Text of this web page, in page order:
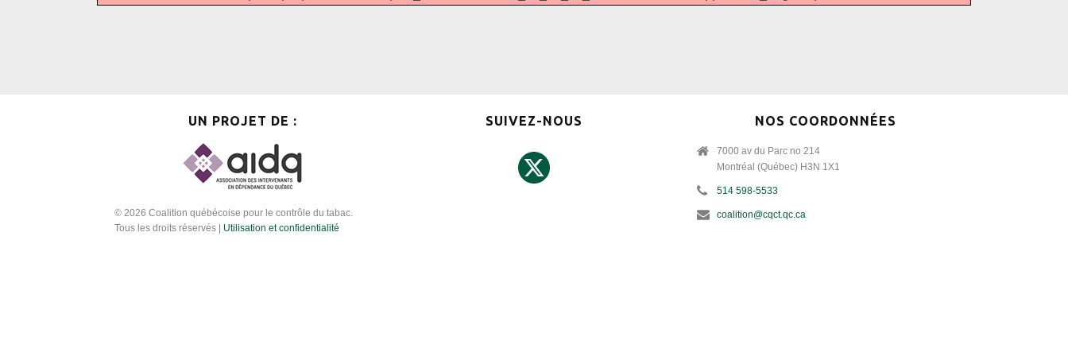
UN PROJET DE :
© 2026 Coalition québécoise pour le contrôle du tabac.
Tous les droits réservés | Utilisation et confidentialité
SUIVEZ-NOUS NOS COORDONNÉES
7000 av du Parc no 214
Montréal (Québec) H3N 1X1
514 598-5533
coalition@cqct.qc.ca